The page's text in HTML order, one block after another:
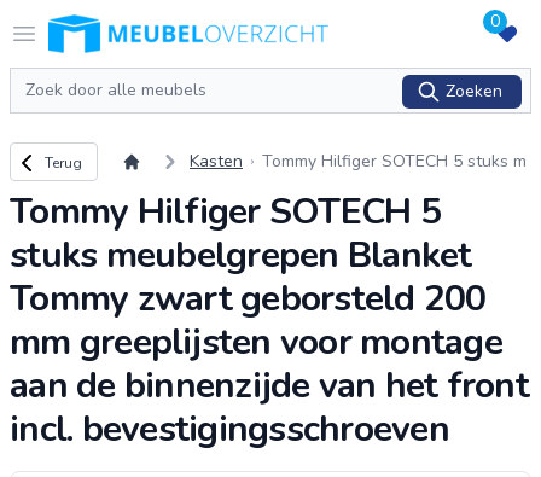
Open menu
Logo Meubeloverzicht.nl 0
Zoeken
Zoeken
Terug naar overzicht
Terug Kasten
Tommy Hilfiger SOTECH 5 stuks m
geborsteld 200 mm greeplijsten vo
Tommy Hilfiger SOTECH 5
stuks meubelgrepen Blanket
Tommy zwart geborsteld 200
mm greeplijsten voor montage
aan de binnenzijde van het front
incl. bevestigingsschroeven